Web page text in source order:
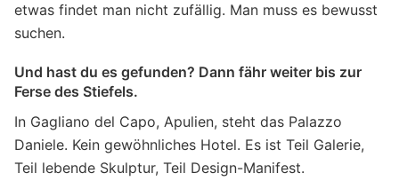
etwas findet man nicht zufällig. Man muss es bewusst
suchen.
Und hast du es gefunden? Dann fähr weiter bis zur
Ferse des Stiefels.
In Gagliano del Capo, Apulien, steht das Palazzo
Daniele. Kein gewöhnliches Hotel. Es ist Teil Galerie,
Teil lebende Skulptur, Teil Design-Manifest.